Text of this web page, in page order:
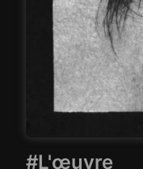
#L'œuvre